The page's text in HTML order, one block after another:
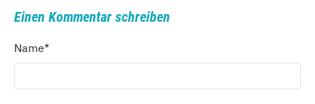
Einen Kommentar schreiben
Name*